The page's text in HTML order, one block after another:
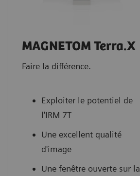
MAGNETOM Terra.X
Faire la différence.
Exploiter le potentiel de
l'IRM 7T
Une excellent qualité
d'image
Une fenêtre ouverte sur la